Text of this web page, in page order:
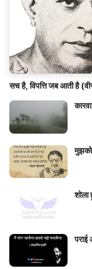
सच है, विपत्ति जब आती है
मुझको
पराई